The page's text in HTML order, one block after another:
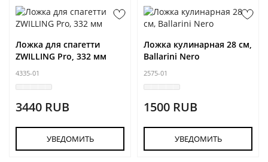
Ложка для спагетти
ZWILLING Pro, 332 мм
4335-01
3440 RUB
УВЕДОМИТЬ
Ложка кулинарная 28 см,
Ballarini Nero
2575-01
1500 RUB
УВЕДОМИТЬ